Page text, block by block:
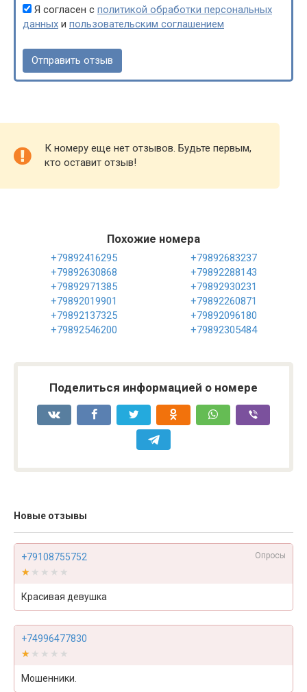
Я согласен с политикой обработки персональных
данных и пользовательским соглашением
К номеру еще нет отзывов. Будьте первым,
кто оставит отзыв!
Похожие номера
+79892416295
+79892683237
+79892630868
+79892288143
+79892971385
+79892930231
+79892019901
+79892260871
+79892137325
+79892096180
+79892546200
+79892305484
Поделиться информацией о номере
Новые отзывы
+79108755752 Опросы
★★★★★
★★★★★
Красивая девушка
+74996477830
★★★★★
★★★★★
Мошенники.